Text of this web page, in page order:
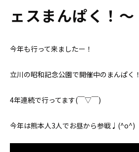
ェスまんぱく！〜
今年も行って来ましたー！
立川の昭和記念公園で開催中のまんぱく！
4年連続で行ってます(￣▽￣)
今年は熊本人3人でお昼から参戦♩(^o^)